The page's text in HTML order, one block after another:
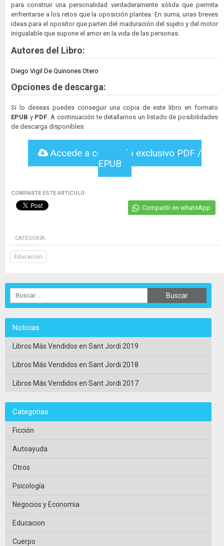
para construir una personalidad verdaderamente sólida que permita
enfrentarse a los retos que la oposición plantea. En suma, unas breves
ideas para el opositor que parten del maduración del sujeto y del motor
inigualable que supone el amor en la vida de las personas.
Autores del Libro:
Diego Vigil De Quinones Otero
Opciones de descarga:
Si lo deseas puedes conseguir una copia de este libro en formato
EPUB y PDF . A continuación te detallamos un listado de posibilidades
de descarga disponibles:
Accede a contenido exclusivo PDF /
EPUB
COMPARTE ESTE ARTICULO:
Compartir en whatsApp
CATEGORÍA:
Educacion
Noticias
Libros Más Vendidos en Sant Jordi 2019
Libros Más Vendidos en Sant Jordi 2018
Libros Más Vendidos en Sant Jordi 2017
Categorias
Ficción
Autoayuda
Otros
Psicología
Negocios y Economia
Educacion
Cuerpo